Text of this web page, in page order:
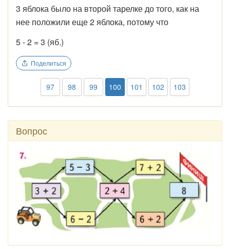
3 яблока было на второй тарелке до того, как на
нее положили еще 2 яблока, потому что
5 - 2 = 3 (яб.)
Поделиться
97 98 99 100 101 102 103
Вопрос